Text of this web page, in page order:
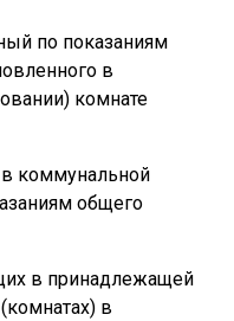
по показаниям
в
комнате
в коммунальной
общего
в принадлежащей
в